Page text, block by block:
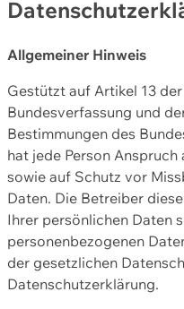
Allgemeiner Hinweis
Gestützt auf Artikel 13
Bundesverfassung und
Bestimmungen des
hat jede Person
sowie auf Schutz vor
Daten. Die Betreiber
Ihrer persönlichen Daten
personenbezogenen
der gesetzlichen
Datenschutzerklärung.